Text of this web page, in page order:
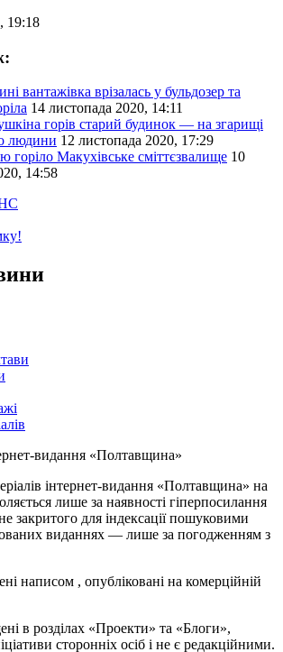
19:18
вантажівка врізалась у бульдозер та
14 листопада 2020, 14:11
горів старий будинок — на згарищі
людини 12 листопада 2020, 17:29
горіло Макухівське сміттєзвалище 10
14:58
видання «Полтавщина»
інтернет-видання «Полтавщина» на
лише за наявності гіперпосилання
закритого для індексації пошуковими
виданнях — лише за погодженням з
написом , опубліковані на комерційній
в розділах «Проекти» та «Блоги»,
сторонніх осіб і не є редакційними.